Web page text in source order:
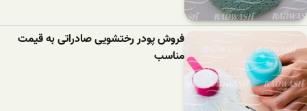
فروش پودر رختشویی صادراتی به قیمت
مناسب